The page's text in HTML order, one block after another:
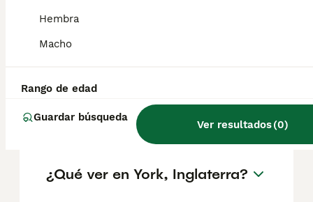
Hembra
Macho
Rango de edad
Guardar búsqueda
Ver resultados(0)
criadores responsables que garanticen la
Informarse bien y comparar opciones antes
¿Por qué se llama York?
¿Qué ver en York, Inglaterra?